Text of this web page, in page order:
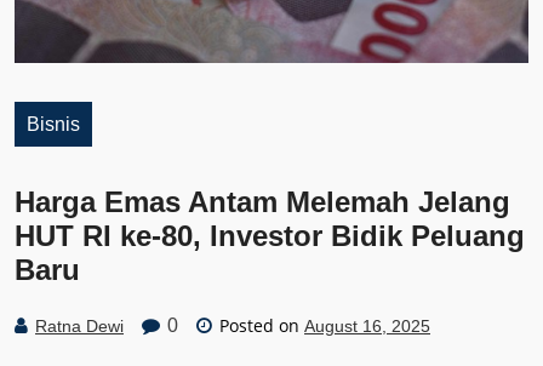
Bisnis
Harga Emas Antam Melemah Jelang
HUT RI ke-80, Investor Bidik Peluang
Baru
Ratna Dewi 0 Posted on August 16, 2025